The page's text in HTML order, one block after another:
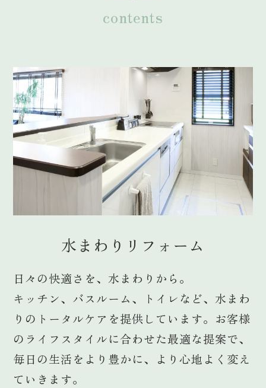
contents
水まわりリフォーム
日々の快適さを、水まわりから。
キッチン、バスルーム、トイレなど、水まわ
りのトータルケアを提供しています。お客様
のライフスタイルに合わせた最適な提案で、
毎日の生活をより豊かに、より心地よく変え
ていきます。